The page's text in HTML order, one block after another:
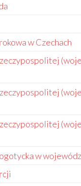
w Czechach
w